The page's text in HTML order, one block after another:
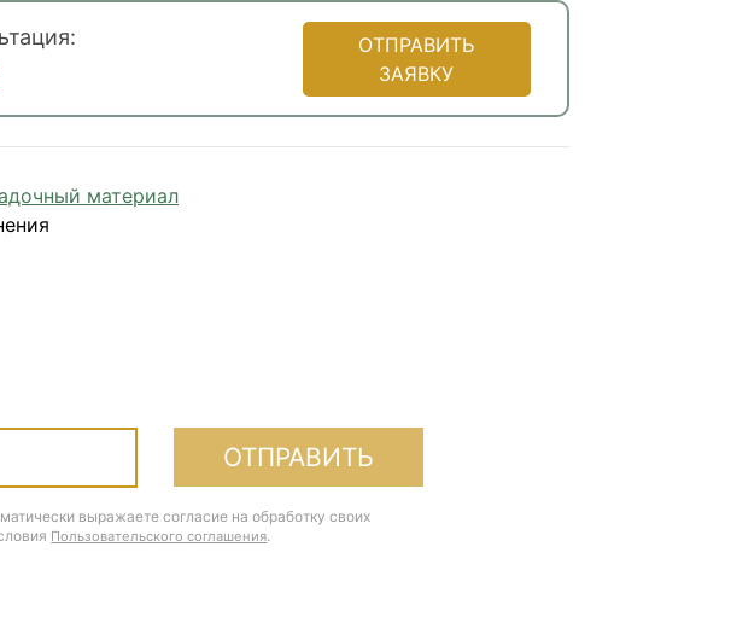
ОТПРАВИТЬ
ЗАЯВКУ
материал
ОТПРАВИТЬ
выражаете согласие на обработку своих
Пользовательского соглашения.